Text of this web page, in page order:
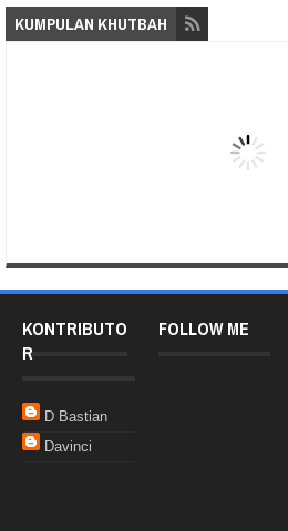
KUMPULAN KHUTBAH
KONTRIBUTO
R
D Bastian
Davinci
FOLLOW ME